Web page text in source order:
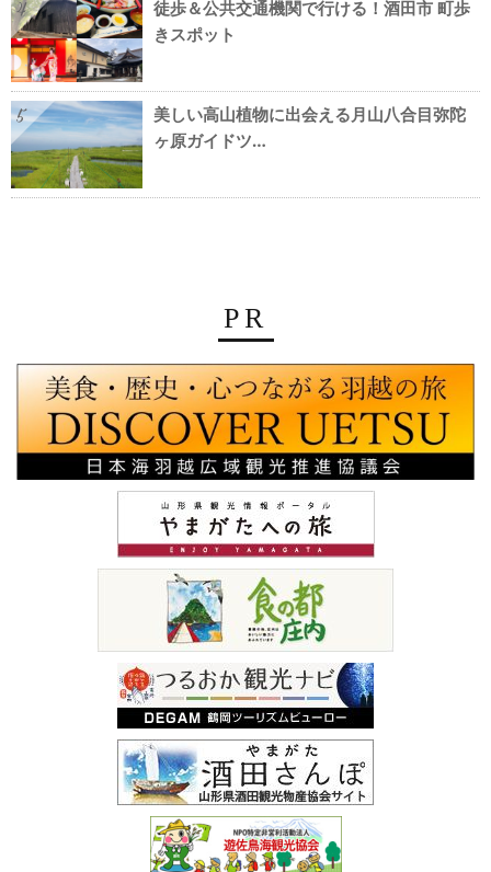
4
徒歩＆公共交通機関で行ける！酒田市 町歩
きスポット
5
美しい高山植物に出会える月山八合目弥陀
ヶ原ガイドツ…
PR